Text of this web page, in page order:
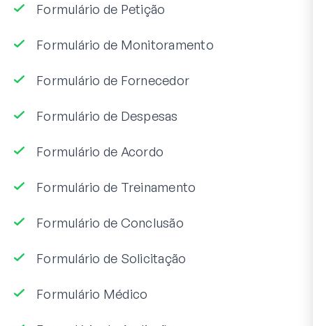
Formulário de Petição
Formulário de Monitoramento
Formulário de Fornecedor
Formulário de Despesas
Formulário de Acordo
Formulário de Treinamento
Formulário de Conclusão
Formulário de Solicitação
Formulário Médico